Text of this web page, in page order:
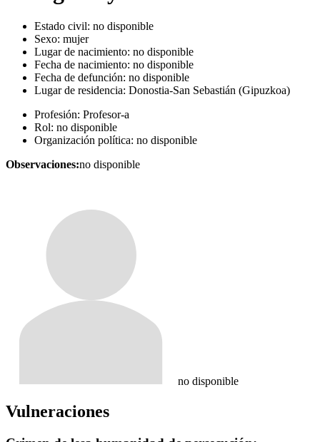
Estado civil: no disponible
Sexo: mujer
Lugar de nacimiento: no disponible
Fecha de nacimiento: no disponible
Fecha de defunción: no disponible
Lugar de residencia: Donostia-San Sebastián (Gipuzkoa)
Profesión: Profesor-a
Rol: no disponible
Organización política: no disponible
Observaciones:no disponible
no disponible
Vulneraciones